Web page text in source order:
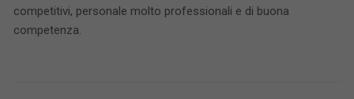
competitivi, personale molto professionali e di buona
competenza.